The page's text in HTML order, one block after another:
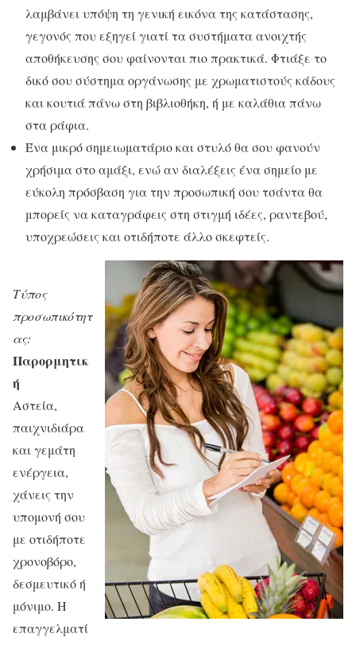
λαμβάνει υπόψη τη γενική εικόνα της κατάστασης,
γεγονός που εξηγεί γιατί τα συστήματα ανοιχτής
αποθήκευσης σου φαίνονται πιο πρακτικά. Φτιάξε το
δικό σου σύστημα οργάνωσης με χρωματιστούς κάδους
και κουτιά πάνω στη βιβλιοθήκη, ή με καλάθια πάνω
στα ράφια.
Ένα μικρό σημειωματάριο και στυλό θα σου φανούν
χρήσιμα στο αμάξι, ενώ αν διαλέξεις ένα σημείο με
εύκολη πρόσβαση για την προσωπική σου τσάντα θα
μπορείς να καταγράφεις στη στιγμή ιδέες, ραντεβού,
υποχρεώσεις και οτιδήποτε άλλο σκεφτείς.
Τύπος
προσωπικότητ
ας:
Παρορμητικ
ή
Αστεία,
παιχνιδιάρα
και γεμάτη
ενέργεια,
χάνεις την
υπομονή σου
με οτιδήποτε
χρονοβόρο,
δεσμευτικό ή
μόνιμο. Η
επαγγελματί